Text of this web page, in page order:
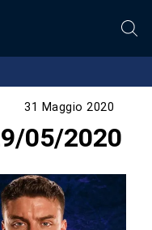
31 Maggio 2020
05/2020